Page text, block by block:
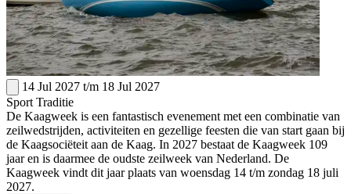
14 Jul 2027 t/m 18 Jul 2027
Sport Traditie
De Kaagweek is een fantastisch evenement met een combinatie van
zeilwedstrijden, activiteiten en gezellige feesten die van start gaan bij
de Kaagsociëteit aan de Kaag. In 2027 bestaat de Kaagweek 109
jaar en is daarmee de oudste zeilweek van Nederland. De
Kaagweek vindt dit jaar plaats van woensdag 14 t/m zondag 18 juli
2027.